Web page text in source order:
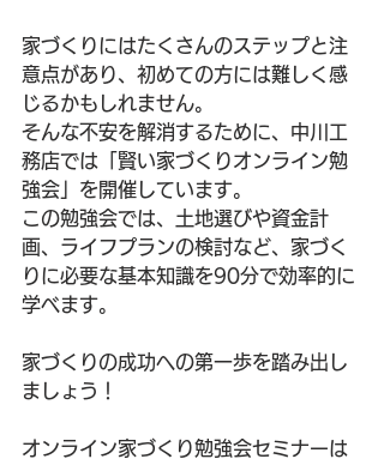
家づくりにはたくさんのステップと注
意点があり、初めての方には難しく感
じるかもしれません。
そんな不安を解消するために、中川工
務店では「賢い家づくりオンライン勉
強会」を開催しています。
この勉強会では、土地選びや資金計
画、ライフプランの検討など、家づく
りに必要な基本知識を90分で効率的に
学べます。
家づくりの成功への第一歩を踏み出し
ましょう！
オンライン家づくり勉強会セミナーは